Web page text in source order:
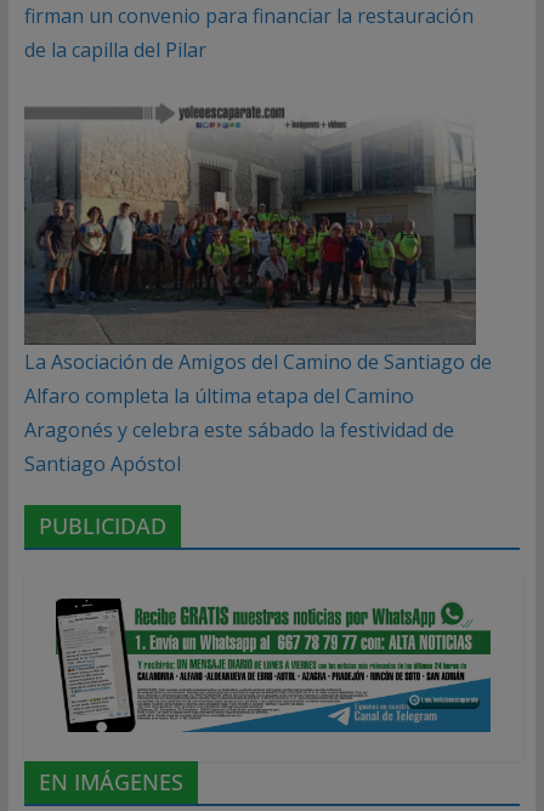
firman un convenio para financiar la restauración
de la capilla del Pilar
La Asociación de Amigos del Camino de Santiago de
Alfaro completa la última etapa del Camino
Aragonés y celebra este sábado la festividad de
Santiago Apóstol
PUBLICIDAD
EN IMÁGENES